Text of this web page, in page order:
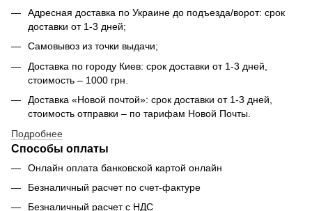
Адресная доставка по Украине до подъезда/ворот: срок
доставки от 1-3 дней;
Самовывоз из точки выдачи;
Доставка по городу Киев: срок доставки от 1-3 дней,
стоимость – 1000 грн.
Доставка «Новой почтой»: срок доставки от 1-3 дней,
стоимость отправки – по тарифам Новой Почты.
Подробнее
Способы оплаты
Онлайн оплата банковской картой онлайн
Безналичный расчет по счет-фактуре
Безналичный расчет с НДС